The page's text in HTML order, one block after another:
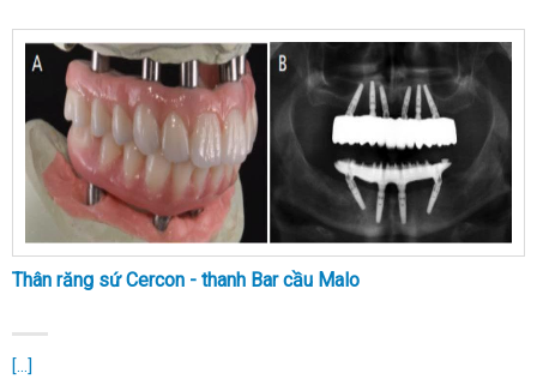
Thân răng sứ Cercon - thanh Bar cầu Malo
[...]